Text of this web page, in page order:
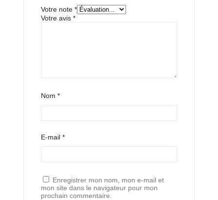
Votre note *
Votre avis *
Nom *
E-mail *
Enregistrer mon nom, mon e-mail et
mon site dans le navigateur pour mon
prochain commentaire.